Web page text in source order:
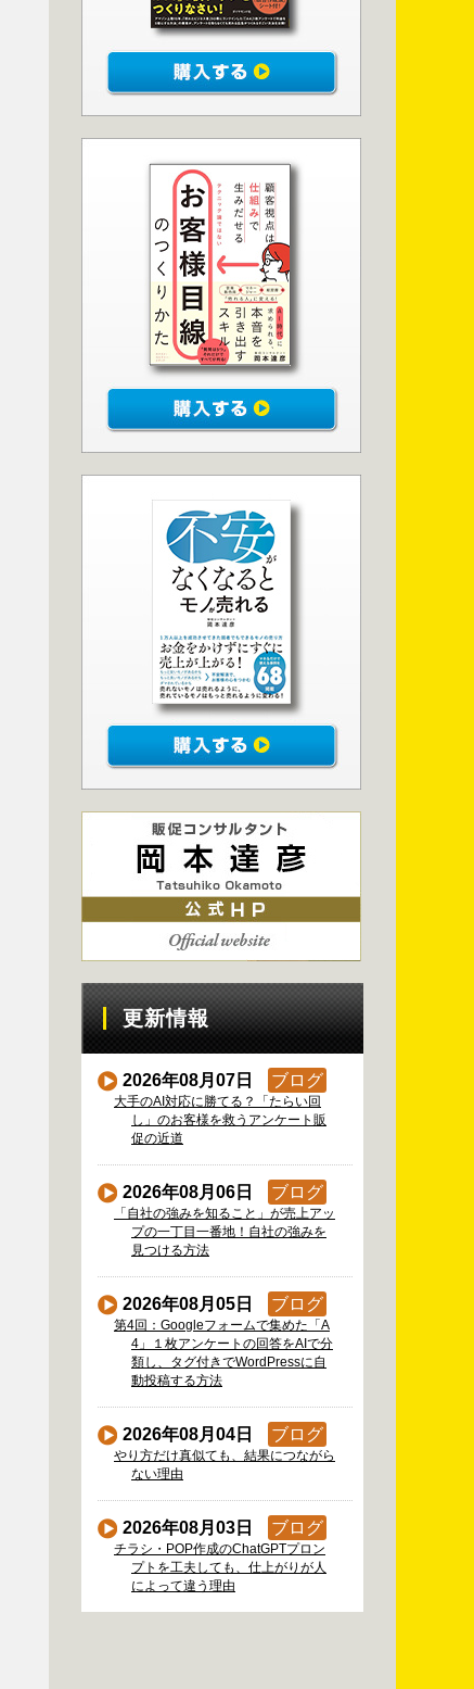
更新情報
2026年08月07日 ブログ
大手のAI対応に勝てる？「たらい回
し」のお客様を救うアンケート販
促の近道
2026年08月06日 ブログ
「自社の強みを知ること」が売上アッ
プの一丁目一番地！自社の強みを
見つける方法
2026年08月05日 ブログ
第4回：Googleフォームで集めた「A
4」１枚アンケートの回答をAIで分
類し、タグ付きでWordPressに自
動投稿する方法
2026年08月04日 ブログ
やり方だけ真似ても、結果につながら
ない理由
2026年08月03日 ブログ
チラシ・POP作成のChatGPTプロン
プトを工夫しても、仕上がりが人
によって違う理由